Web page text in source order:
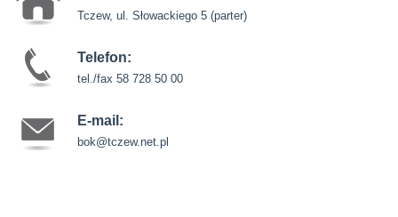
Tczew, ul. Słowackiego 5 (parter)
Telefon:
tel./fax 58 728 50 00
E-mail:
bok@tczew.net.pl